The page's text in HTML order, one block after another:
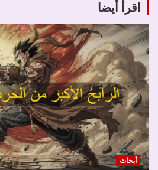
اقرأ أيضا
أبحاث